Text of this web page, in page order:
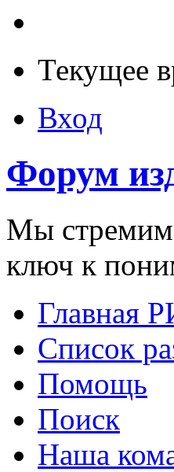
Текущее
Вход
Форум
Мы
ключ к
Главная
Список
Помощь
Поиск
Наша